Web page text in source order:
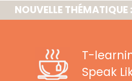
THÉMATIQUE :
T-
Speak